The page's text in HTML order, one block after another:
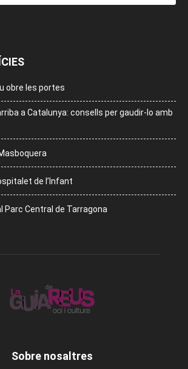
obre les portes
a Catalunya: consells per gaudir-lo amb
de l’Infant
Parc Central de Tarragona
Sobre nosaltres